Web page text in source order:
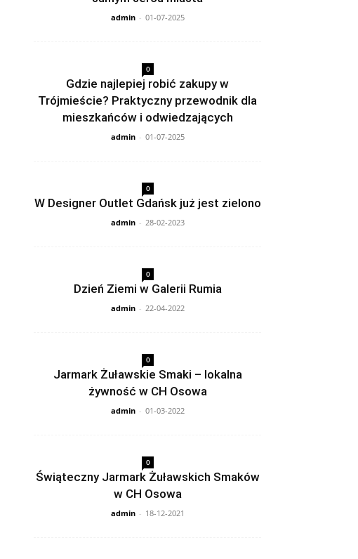
admin - 01-07-2025
0
Gdzie najlepiej robić zakupy w
Trójmieście? Praktyczny przewodnik dla
mieszkańców i odwiedzających
admin - 01-07-2025
0
W Designer Outlet Gdańsk już jest zielono
admin - 28-02-2023
0
Dzień Ziemi w Galerii Rumia
admin - 22-04-2022
0
Jarmark Żuławskie Smaki – lokalna
żywność w CH Osowa
admin - 01-03-2022
0
Świąteczny Jarmark Żuławskich Smaków
w CH Osowa
admin - 18-12-2021